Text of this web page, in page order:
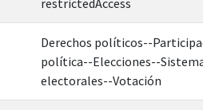
Derechos políticos--
política--Elecciones--Sistemas
electorales--Votación